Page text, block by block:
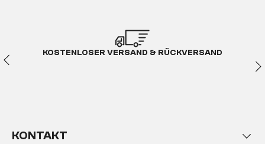
KOSTENLOSER VERSAND & RÜCKVERSAND
KONTAKT